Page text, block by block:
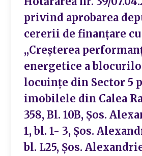
privind aprobarea
cererii de finanțare
,,Creșterea
energetice a
locuințe din Sector 5
imobilele din Calea
358, Bl. 10B, Șos.
1, bl. 1- 3, Șos.
bl. L25, Șos.